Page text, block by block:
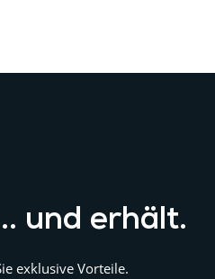
und erhält.
exklusive Vorteile.